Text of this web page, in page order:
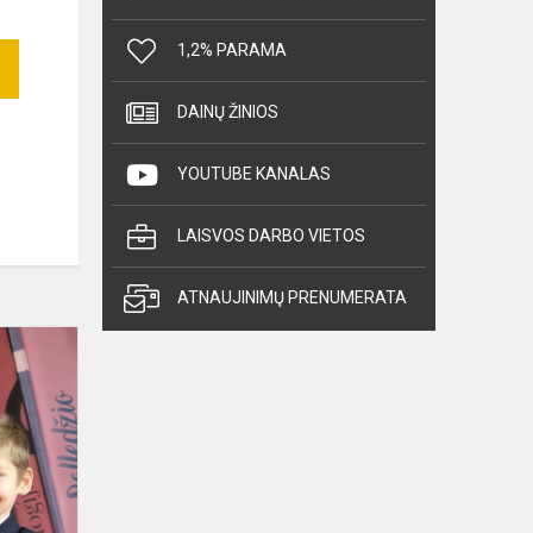
4
klasių
mokinių
1,2% PARAMA
DAINŲ ŽINIOS
YOUTUBE KANALAS
LAISVOS DARBO VIETOS
ATNAUJINIMŲ PRENUMERATA